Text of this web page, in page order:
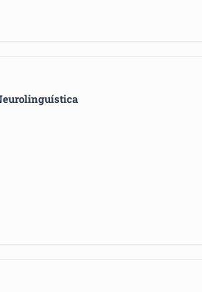
no seu e-mail, todas as